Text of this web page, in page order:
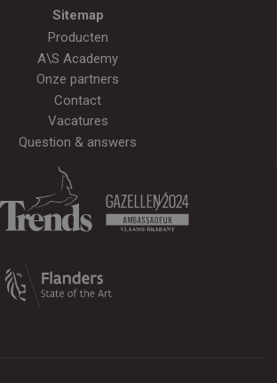
Sitemap
Producten
A\S Academy
Onze partners
Contact
Vacatures
Question & answers